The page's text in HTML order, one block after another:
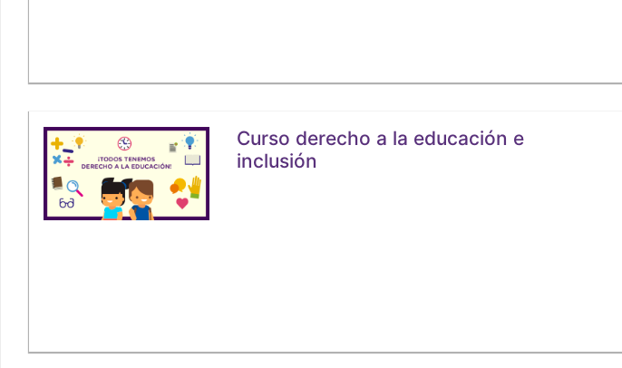
Curso derecho a la educación e
inclusión